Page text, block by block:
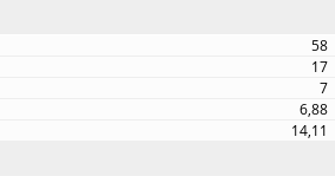
58
17
7
6,88
14,11